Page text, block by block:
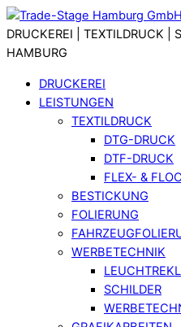
Skip
to
content
Menu
DRUCKEREI | TEXTILDRUCK |
HAMBURG
DRUCKEREI
LEISTUNGEN
TEXTILDRUCK
DTG-DRUCK
DTF-DRUCK
FLEX- &
BESTICKUNG
FOLIERUNG
WERBETECHNIK
SCHILDER